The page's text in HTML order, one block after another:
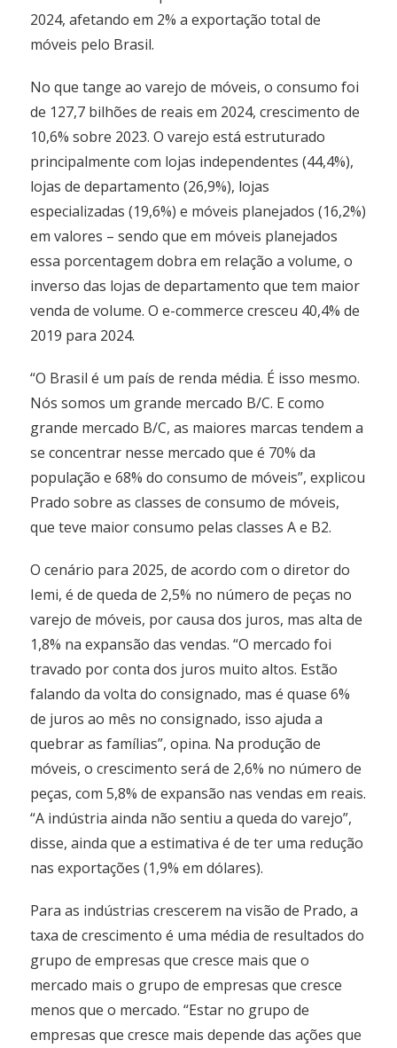
2024, afetando em 2% a exportação total de
móveis pelo Brasil.
No que tange ao varejo de móveis, o consumo foi
de 127,7 bilhões de reais em 2024, crescimento de
10,6% sobre 2023. O varejo está estruturado
principalmente com lojas independentes (44,4%),
lojas de departamento (26,9%), lojas
especializadas (19,6%) e móveis planejados (16,2%)
em valores – sendo que em móveis planejados
essa porcentagem dobra em relação a volume, o
inverso das lojas de departamento que tem maior
venda de volume. O e-commerce cresceu 40,4% de
2019 para 2024.
“O Brasil é um país de renda média. É isso mesmo.
Nós somos um grande mercado B/C. E como
grande mercado B/C, as maiores marcas tendem a
se concentrar nesse mercado que é 70% da
população e 68% do consumo de móveis”, explicou
Prado sobre as classes de consumo de móveis,
que teve maior consumo pelas classes A e B2.
O cenário para 2025, de acordo com o diretor do
Iemi, é de queda de 2,5% no número de peças no
varejo de móveis, por causa dos juros, mas alta de
1,8% na expansão das vendas. “O mercado foi
travado por conta dos juros muito altos. Estão
falando da volta do consignado, mas é quase 6%
de juros ao mês no consignado, isso ajuda a
quebrar as famílias”, opina. Na produção de
móveis, o crescimento será de 2,6% no número de
peças, com 5,8% de expansão nas vendas em reais.
“A indústria ainda não sentiu a queda do varejo”,
disse, ainda que a estimativa é de ter uma redução
nas exportações (1,9% em dólares).
Para as indústrias crescerem na visão de Prado, a
taxa de crescimento é uma média de resultados do
grupo de empresas que cresce mais que o
mercado mais o grupo de empresas que cresce
menos que o mercado. “Estar no grupo de
empresas que cresce mais depende das ações que